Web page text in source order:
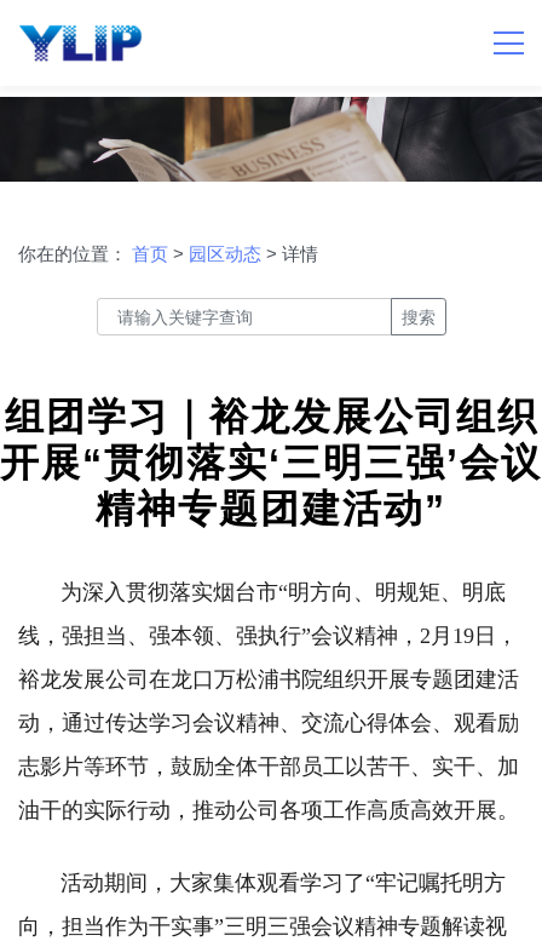
你在的位置： 首页 > 园区动态 > 详情
搜索
组团学习｜裕龙发展公司组织
开展“贯彻落实‘三明三强’会议
精神专题团建活动”
为深入贯彻落实烟台市“明方向、明规矩、明底
线，强担当、强本领、强执行”会议精神，2月19日，
裕龙发展公司在龙口万松浦书院组织开展专题团建活
动，通过传达学习会议精神、交流心得体会、观看励
志影片等环节，鼓励全体干部员工以苦干、实干、加
油干的实际行动，推动公司各项工作高质高效开展。
活动期间，大家集体观看学习了“牢记嘱托明方
向，担当作为干实事”三明三强会议精神专题解读视